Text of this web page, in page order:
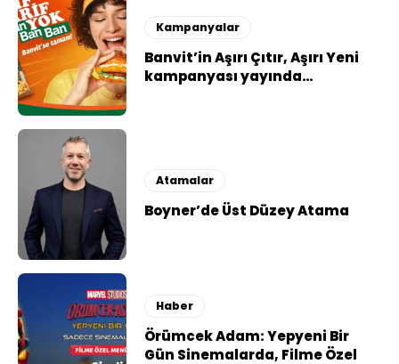
Kampanyalar
Banvit’in Aşırı Çıtır, Aşırı Yeni
kampanyası yayında…
Atamalar
Boyner’de Üst Düzey Atama
Haber
Örümcek Adam: Yepyeni Bir
Gün Sinemalarda, Filme Özel